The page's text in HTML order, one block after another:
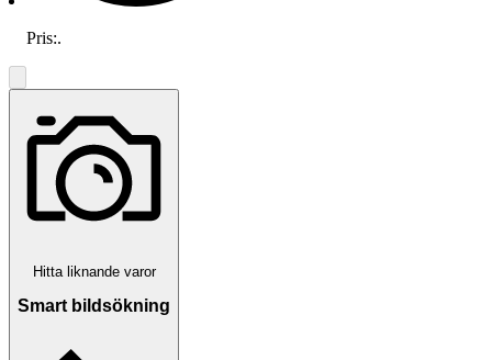
Pris:.
Hitta liknande varor
Smart bildsökning